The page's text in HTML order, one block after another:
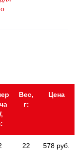
Вес,
г:
Цена
22 578 руб.